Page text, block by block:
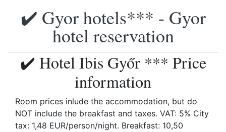
✔️ Gyor hotels*** - Gyor
hotel reservation
✔️ Hotel Ibis Győr *** Price
information
Room prices inlude the accommodation, but do
NOT include the breakfast and taxes. VAT: 5% City
tax: 1,48 EUR/person/night. Breakfast: 10,50